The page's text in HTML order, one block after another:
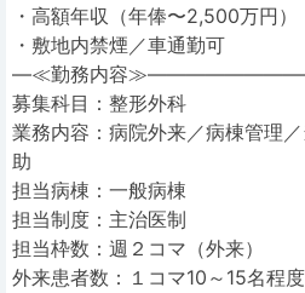
・高額年収（年俸〜2,500万円）
・敷地内禁煙／車通勤可
―≪勤務内容
募集科目：整形外科
業務内容：病院外来／病棟管理
助
担当病棟：一般病棟
担当制度：主治医制
担当枠数：週２コマ（外来）
外来患者数：１コマ10～15名程度